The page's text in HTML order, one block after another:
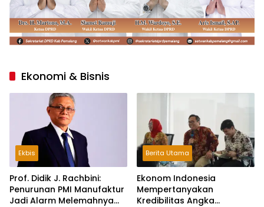
Ekonomi & Bisnis
Ekbis
Prof. Didik J. Rachbini:
Penurunan PMI Manufaktur
Jadi Alarm Melemahnya
Berita Utama
Ekonom Indonesia
Mempertanyakan
Kredibilitas Angka